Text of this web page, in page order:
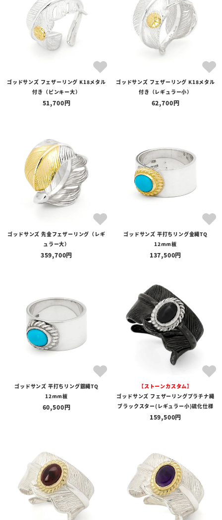
ゴッドサンズ フェザーリング K18メタル
付き（ピンキー大）
51,700
ゴッドサンズ フェザーリング K18メタル
付き（レギュラー小）
62,700
ゴッドサンズ 先金フェザーリング（レギ
ュラー大）
359,700
ゴッドサンズ 平打ちリング金縄TQ
12mm板
137,500
ゴッドサンズ 平打ちリング銀縄TQ
12mm板
60,500
【ストーンカスタム】
ゴッドサンズ フェザーリングプラチナ縄
ブラックスター(レギュラー小)硫化仕様
159,500